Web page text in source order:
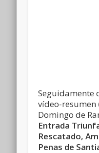
Seguidamente
vídeo-resumen
Domingo de
Entrada
Rescatado,
Penas de